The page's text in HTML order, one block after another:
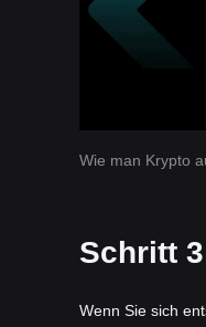
Wie man Krypto
Schritt
Wenn Sie sich